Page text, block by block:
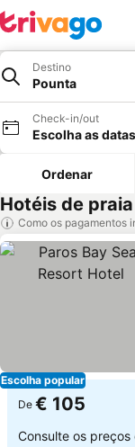
Destino
Pounta
Check-in/out
Escolha as datas
Ordenar
Hotéis de
Como os pagamentos
Escolha popular
De € 105
Consulte os preços